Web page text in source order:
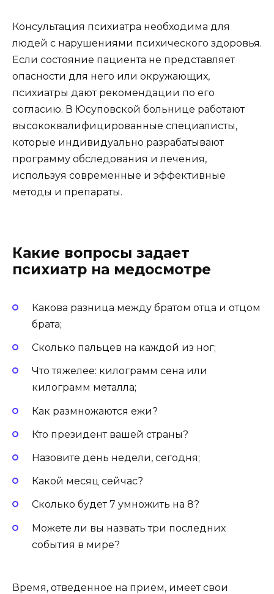
Консультация психиатра необходима для
людей с нарушениями психического здоровья.
Если состояние пациента не представляет
опасности для него или окружающих,
психиатры дают рекомендации по его
согласию. В Юсуповской больнице работают
высококвалифицированные специалисты,
которые индивидуально разрабатывают
программу обследования и лечения,
используя современные и эффективные
методы и препараты.
Какие вопросы задает
психиатр на медосмотре
Какова разница между братом отца и отцом
брата;
Сколько пальцев на каждой из ног;
Что тяжелее: килограмм сена или
килограмм металла;
Как размножаются ежи?
Кто президент вашей страны?
Назовите день недели, сегодня;
Какой месяц сейчас?
Сколько будет 7 умножить на 8?
Можете ли вы назвать три последних
события в мире?
Время, отведенное на прием, имеет свои